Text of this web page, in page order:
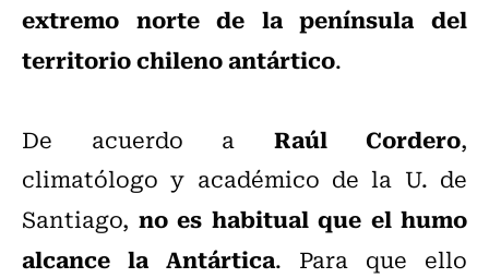
extremo norte de la península del
territorio chileno antártico.
De acuerdo a Raúl Cordero,
climatólogo y académico de la U. de
Santiago, no es habitual que el humo
alcance la Antártica. Para que ello